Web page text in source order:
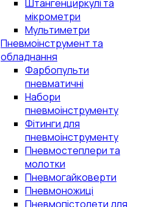
Штангенциркулі та
мікрометри
Мультиметри
Пневмоінструмент та
обладнання
Фарбопульти
пневматичні
Набори
пневмоінструменту
Фітинги для
пневмоінструменту
Пневмостеплери та
молотки
Пневмогайковерти
Пневмоножиці
Пневмопістолети для